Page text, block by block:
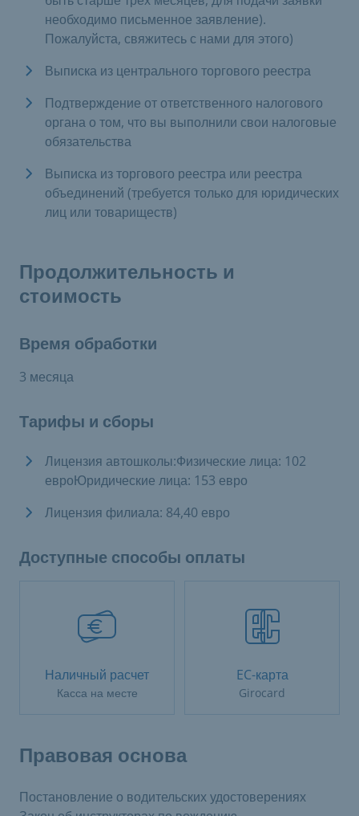
необходимо письменное заявление).
Пожалуйста, свяжитесь с нами для этого)
Выписка из центрального торгового реестра
Подтверждение от ответственного налогового
органа о том, что вы выполнили свои налоговые
обязательства
Выписка из торгового реестра или реестра
объединений (требуется только для юридических
лиц или товариществ)
Продолжительность и
стоимость
Время обработки
3 месяца
Тарифы и сборы
Лицензия автошколы:Физические лица: 102
евроЮридические лица: 153 евро
Лицензия филиала: 84,40 евро
Доступные способы оплаты
Наличный расчет
Касса на месте
EC-карта
Girocard
Правовая основа
Постановление о водительских удостоверениях